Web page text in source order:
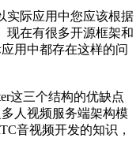
实际应用中您应该根据
现在有很多开源框架和
用中都存在这样的问
这三个结构的优缺点
人视频服务端架构模
音视频开发的知识，